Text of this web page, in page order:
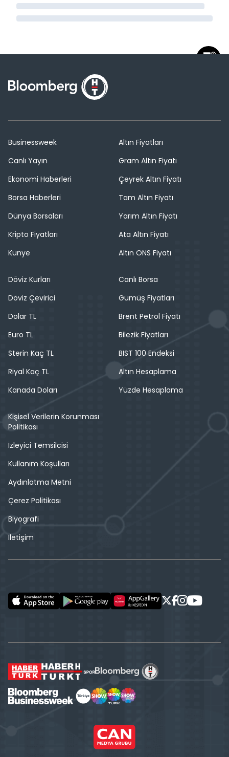
Businessweek
Canlı Yayın
Ekonomi Haberleri
Borsa Haberleri
Dünya Borsaları
Kripto Fiyatları
Künye
Altın Fiyatları
Gram Altın Fiyatı
Çeyrek Altın Fiyatı
Tam Altın Fiyatı
Yarım Altın Fiyatı
Ata Altın Fiyatı
Altın ONS Fiyatı
Döviz Kurları
Döviz Çevirici
Dolar TL
Euro TL
Sterin Kaç TL
Riyal Kaç TL
Kanada Doları
Canlı Borsa
Gümüş Fiyatları
Brent Petrol Fiyatı
Bilezik Fiyatları
BIST 100 Endeksi
Altın Hesaplama
Yüzde Hesaplama
Kişisel Verilerin Korunması
Politikası
İzleyici Temsilcisi
Kullanım Koşulları
Aydınlatma Metni
Çerez Politikası
Biyografi
İletişim